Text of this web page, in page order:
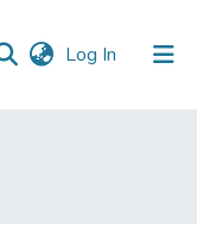
Log In (current)